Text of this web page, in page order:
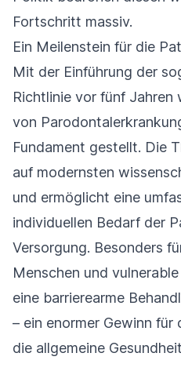
Fortschritt massiv.
Ein Meilenstein für die
Mit der Einführung der
Richtlinie vor fünf Jahren
von
Fundament gestellt. Die
auf modernsten
und ermöglicht eine
individuellen Bedarf der
Versorgung. Besonders
Menschen und
eine barrierearme
– ein enormer Gewinn
die allgemeine